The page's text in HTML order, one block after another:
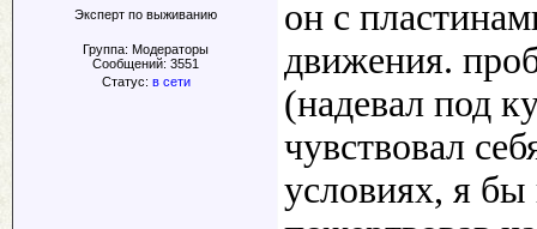
Эксперт по выживанию
Группа: Модераторы
Сообщений: 3551
Статус: в сети
он с
движения.
(надевал под
чувствовал
условиях, я